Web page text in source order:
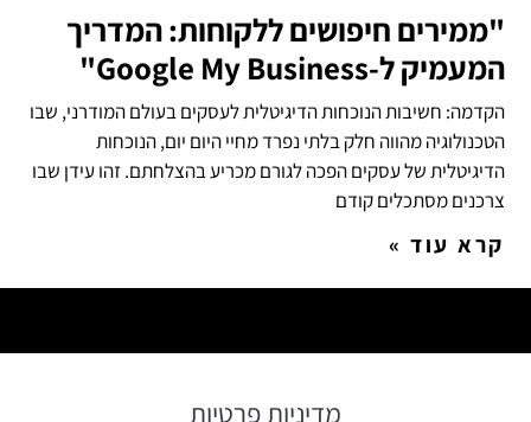
"ממירים חיפושים ללקוחות: המדריך
המעמיק ל-Google My Business"
הקדמה: חשיבות הנוכחות הדיגיטלית לעסקים בעולם המודרני, שבו
הטכנולוגיה מהווה חלק בלתי נפרד מחיי היום יום, הנוכחות
הדיגיטלית של עסקים הפכה לגורם מכריע בהצלחתם. זהו עידן שבו
צרכנים מסתכלים קודם
קרא עוד »
מדיניות פרטיות